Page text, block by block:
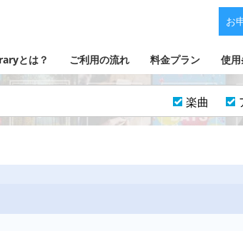
とは？ ご利用の流れ 料金プラン 使
お
楽曲